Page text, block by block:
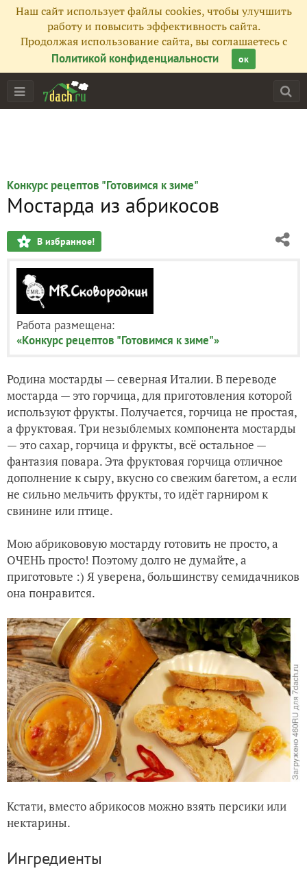
Наш сайт использует файлы cookies, чтобы улучшить
работу и повысить эффективность сайта.
Продолжая использование сайта, вы соглашаетесь с
Политикой конфиденциальности
ок
Конкурс рецептов "Готовимся к зиме"
Мостарда из абрикосов
В избранное!
Работа размещена:
«Конкурс рецептов "Готовимся к зиме"»
Родина мостарды — северная Италии. В переводе
мостарда — это горчица, для приготовления которой
используют фрукты. Получается, горчица не простая,
а фруктовая. Три незыблемых компонента мостарды
— это сахар, горчица и фрукты, всё остальное —
фантазия повара. Эта фруктовая горчица отличное
дополнение к сыру, вкусно со свежим багетом, а если
не сильно мельчить фрукты, то идёт гарниром к
свинине или птице.
Мою абрикововую мостарду готовить не просто, а
ОЧЕНЬ просто! Поэтому долго не думайте, а
приготовьте :) Я уверена, большинству семидачников
она понравится.
Кстати, вместо абрикосов можно взять персики или
нектарины.
Ингредиенты